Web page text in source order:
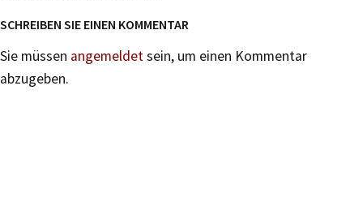
SCHREIBEN SIE EINEN KOMMENTAR
Sie müssen angemeldetsein, um einen Kommentar
abzugeben.